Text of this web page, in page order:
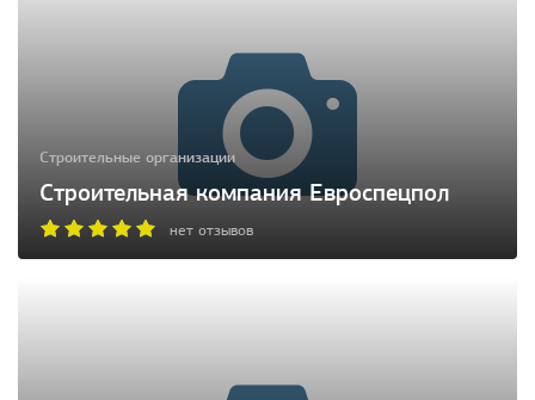
Строительные организации
Строительная компания Евроспецпол
нет отзывов